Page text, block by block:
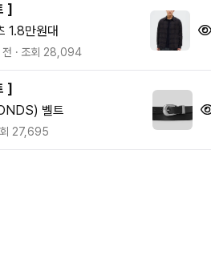
]
1.8만원대
조회 28,094
]
벨트
27,695